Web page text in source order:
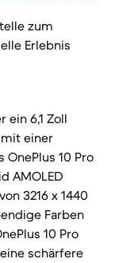
zum
Erlebnis
ein 6,1 Zoll
mit einer
OnePlus 10 Pro
AMOLED
3216 x 1440
Farben
10 Pro
schärfere